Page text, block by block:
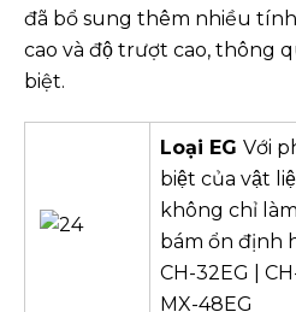
đã bổ sung thêm nhiều
cao và độ trượt cao, thông
biệt.
Loại EG Với
biệt của vật
không chỉ
bám ổn định
CH-32EG |
MX-48EG